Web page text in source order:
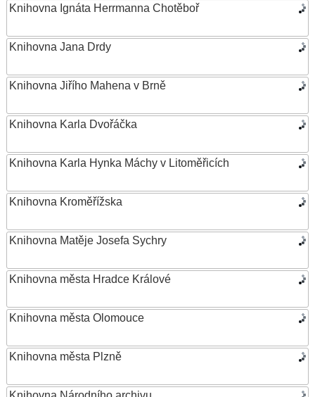
Knihovna Ignáta Herrmanna Chotěboř
Knihovna Jana Drdy
Knihovna Jiřího Mahena v Brně
Knihovna Karla Dvořáčka
Knihovna Karla Hynka Máchy v Litoměřicích
Knihovna Kroměřížska
Knihovna Matěje Josefa Sychry
Knihovna města Hradce Králové
Knihovna města Olomouce
Knihovna města Plzně